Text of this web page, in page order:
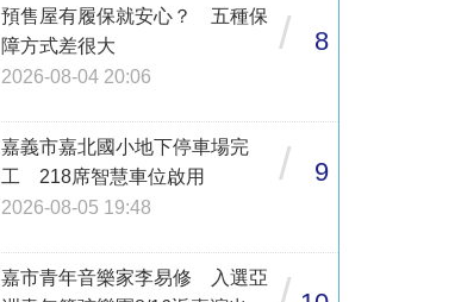
預售屋有履保就安心？ 五種保
障方式差很大
2026-08-04 20:06
/ 8
嘉義市嘉北國小地下停車場完
工 218席智慧車位啟用
2026-08-05 19:48
/ 9
嘉市青年音樂家李易修 入選亞